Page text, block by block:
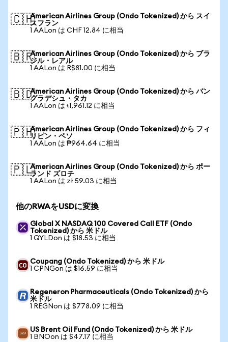
🇨🇭American Airlines Group (Ondo Tokenized) から スイ
スフラン
1 AALon は CHF 12.84 に相当
🇧🇷American Airlines Group (Ondo Tokenized) から ブラ
ジル・レアル
1 AALon は R$81.00 に相当
🇧🇩American Airlines Group (Ondo Tokenized) から バン
グラデシュ・タカ
1 AALon は ৳1,961.12 に相当
🇵🇭American Airlines Group (Ondo Tokenized) から フィ
リピン・ペソ
1 AALon は ₱964.64 に相当
🇵🇱American Airlines Group (Ondo Tokenized) から ポー
ランド ズロチ
1 AALon は zł 59.03 に相当
他のRWAをUSDに変換
Global X NASDAQ 100 Covered Call ETF (Ondo
Tokenized) から 米ドル
1 QYLDon は $18.53 に相当
Coupang (Ondo Tokenized) から 米ドル
1 CPNGon は $16.59 に相当
Regeneron Pharmaceuticals (Ondo Tokenized) から
米ドル
1 REGNon は $778.09 に相当
US Brent Oil Fund (Ondo Tokenized) から 米ドル
1 BNOon は $47.17 に相当